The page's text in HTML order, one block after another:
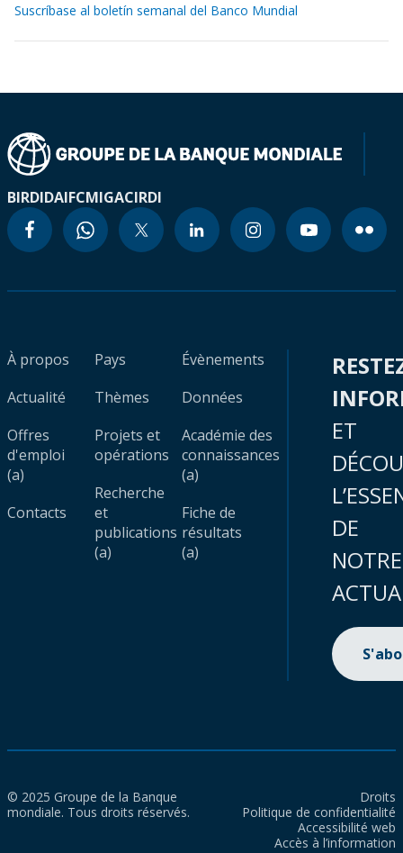
Suscríbase al boletín semanal del Banco Mundial
BIRDIDAIFCMIGACIRDI
À propos
Actualité
Offres
d'emploi
(a)
Contacts
Pays
Thèmes
Projets et
opérations
Recherche
et
publications
(a)
Évènements
Données
Académie des
connaissances
(a)
Fiche de
résultats
(a)
ET
DE
NOTRE
© 2025 Groupe de la Banque
mondiale. Tous droits réservés.
Droits
Politique de confidentialité
Accessibilité web
Accès à l’information